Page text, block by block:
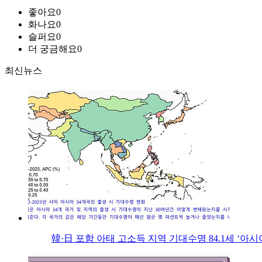
좋아요0
화나요0
슬퍼요0
더 궁금해요0
최신뉴스
韓·日 포함 아태 고소득 지역 기대수명 84.1세 ‘아시